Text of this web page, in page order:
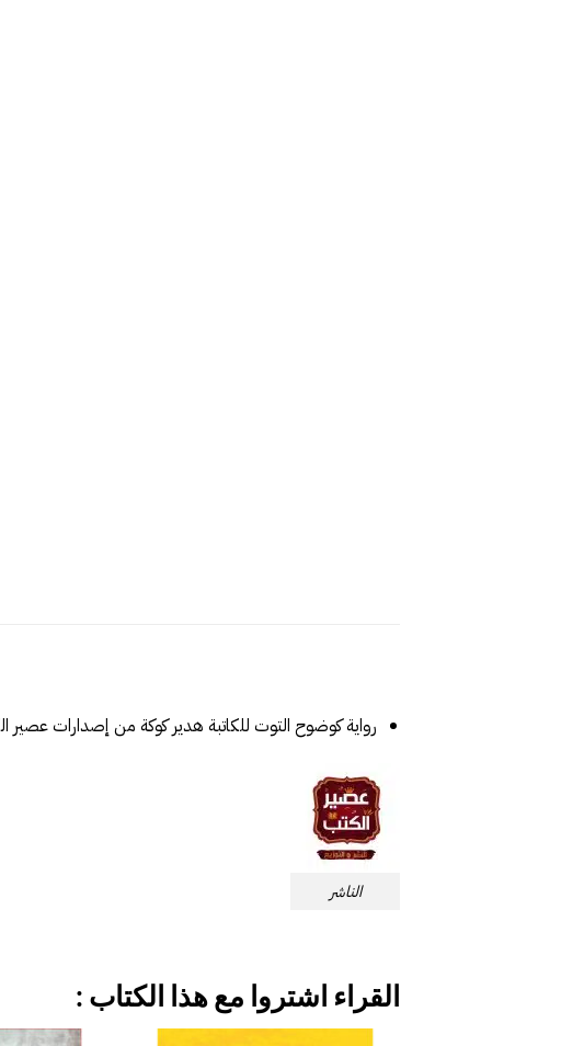
رواية كوضوح التوت للكاتبة هدير كوكة من إصدارات عصير
الناشر
القراء اشتروا مع هذا الكتاب :